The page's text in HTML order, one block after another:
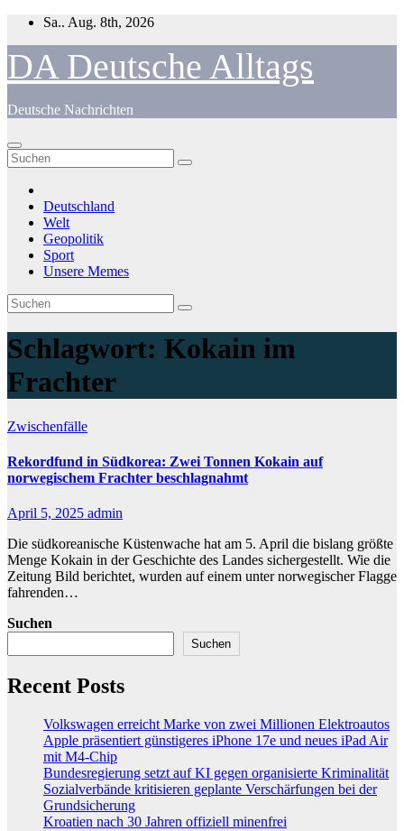
Zum
springen
Sa.. Aug. 8th, 2026
DA Deutsche Alltags
Deutsche Nachrichten
Deutschland
Welt
Geopolitik
Sport
Unsere Memes
Schlagwort: Kokain im
Frachter
Zwischenfälle
Rekordfund in Südkorea: Zwei Tonnen Kokain auf
norwegischem Frachter beschlagnahmt
April 5, 2025 admin
Die südkoreanische Küstenwache hat am 5. April die bislang größte
Menge Kokain in der Geschichte des Landes sichergestellt. Wie die
Zeitung Bild berichtet, wurden auf einem unter norwegischer Flagge
fahrenden…
Suchen
Suchen
Recent Posts
Volkswagen erreicht Marke von zwei Millionen Elektroautos
Apple präsentiert günstigeres iPhone 17e und neues iPad Air
mit M4-Chip
Bundesregierung setzt auf KI gegen organisierte Kriminalität
Sozialverbände kritisieren geplante Verschärfungen bei der
Grundsicherung
Kroatien nach 30 Jahren offiziell minenfrei